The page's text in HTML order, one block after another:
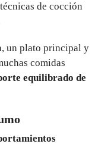
de cocción
un plato principal y
comidas
equilibrado de